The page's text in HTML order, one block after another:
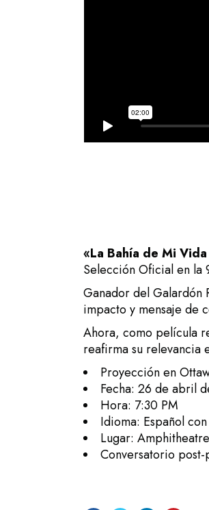
«La Bahía de Mi
Selección Oficial en la
Ganador del Galardón
impacto y mensaje de
Ahora, como película
reafirma su relevancia
Proyección en
Fecha: 26 de abril
Hora: 7:30 PM
Idioma: Español
Lugar:
Conversatorio